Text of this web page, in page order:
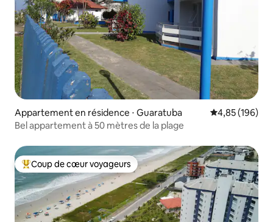
Appartement en résidence ⋅ Guaratuba Évaluation
4,85 (196)
Bel appartement à 50 mètres de la plage
Coups de cœur voyageurs les plus appréciés
Coup de cœur voyageurs